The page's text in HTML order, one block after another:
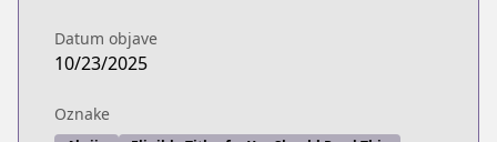
Datum objave
10/23/2025
Oznake